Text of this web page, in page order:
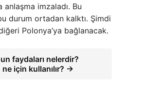
imzaladı. Bu
durum ortadan kalktı. Şimdi
Polonya’ya bağlanacak.
faydaları nelerdir?
için kullanılır? →